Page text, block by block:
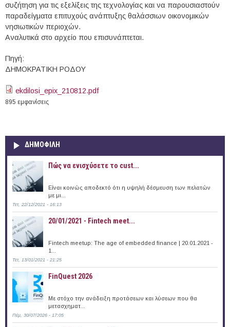
συζήτηση για τις εξελίξεις της τεχνολογίας και να παρουσιαστούν
παραδείγματα επιτυχούς ανάπτυξης θαλάσσιων οικονομικών
νησιωτικών περιοχών.
Αναλυτικά στο αρχείο που επισυνάπτεται.
Πηγή:
ΔΗΜΟΚΡΑΤΙΚΗ ΡΟΔΟΥ
ekdilosi_epix_210812.pdf
895 εμφανίσεις
ΔΗΜΟΦΙΛΗ
Πώς να ενισχύσετε το cust...
Είναι κοινώς αποδεκτό ότι η υψηλή δέσμευση των πελατών
με μι...
Τετ, 22/12/2021 - 16:13
20/01/2021 - Fintech meet...
Fintech meetup: The age of embedded finance | 20.01.2021 -
1...
Τετ, 13/01/2021 - 21:25
FinQuest 2026
Με στόχο την ανάδειξη προτάσεων και λύσεων που θα
μετασχηματ...
Πέμ, 30/07/2026 - 17:05